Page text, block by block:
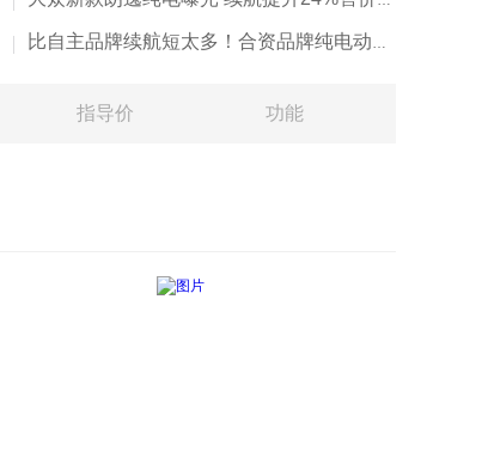
比自主品牌续航短太多！合资品牌纯电动车有优势吗？
指导价 功能